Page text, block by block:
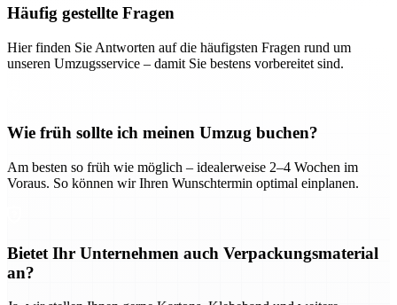
Häufig gestellte Fragen
Hier finden Sie Antworten auf die häufigsten Fragen rund um
unseren Umzugsservice – damit Sie bestens vorbereitet sind.
Wie früh sollte ich meinen Umzug buchen?
Am besten so früh wie möglich – idealerweise 2–4 Wochen im
Voraus. So können wir Ihren Wunschtermin optimal einplanen.
Bietet Ihr Unternehmen auch Verpackungsmaterial
an?